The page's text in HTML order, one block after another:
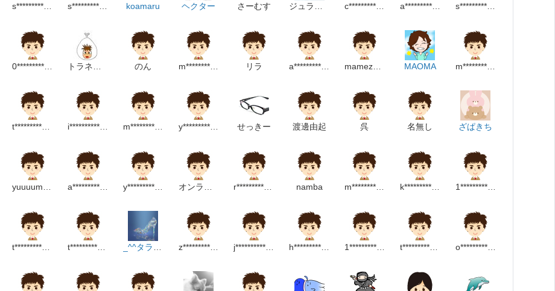
koamaru ヘクター さーむす c*********************************m a************************m s*****************m
のん m**************************m リラ mamezo0729 MAOMA m**********************m
m********************m y********************m せっきー 渡邊由起 呉 名無し ざぱきち
y******************m namba m*********************m k************************p 1********************************p
z*******************m 1******************p t****************m o****************m